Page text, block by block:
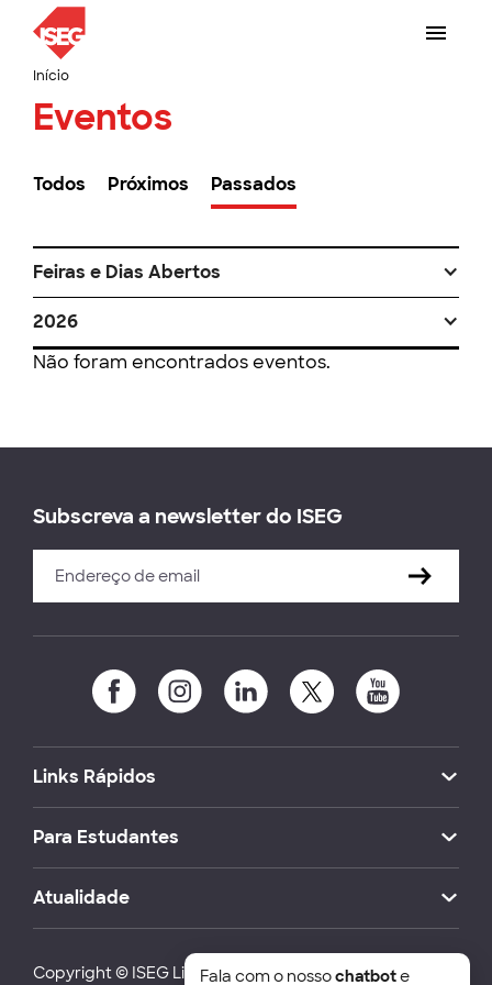
Início
Eventos
Todos Próximos Passados
Feiras e Dias Abertos
2026
Não foram encontrados eventos.
Subscreva a newsletter do ISEG
Links Rápidos
Para Estudantes
Atualidade
Copyright © ISEG Lisbon School of Economics and
Fala com o nossochatbote